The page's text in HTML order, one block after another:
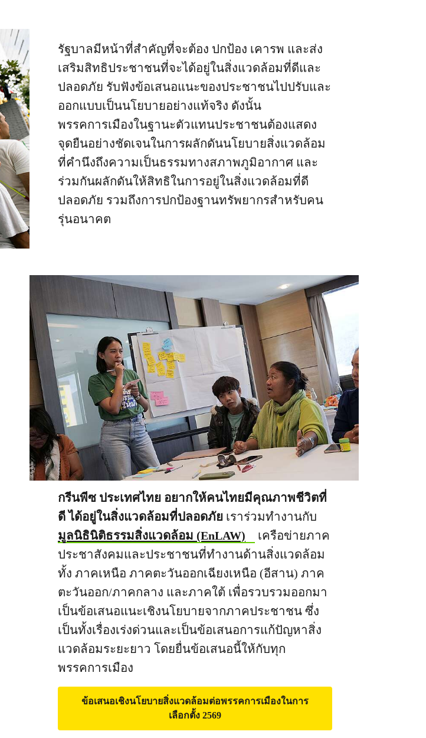
รัฐบาลมีหน้าที่สำคัญที่จะต้อง ปกป้อง เคารพ และส่ง
เสริมสิทธิประชาชนที่จะได้อยู่ในสิ่งแวดล้อมที่ดีและ
ปลอดภัย รับฟังข้อเสนอแนะของประชาชนไปปรับและ
ออกแบบเป็นนโยบายอย่างแท้จริง ดังนั้น
พรรคการเมืองในฐานะตัวแทนประชาชนต้องแสดง
จุดยืนอย่างชัดเจนในการผลักดันนโยบายสิ่งแวดล้อม
ที่คำนึงถึงความเป็นธรรมทางสภาพภูมิอากาศ และ
ร่วมกันผลักดันให้สิทธิในการอยู่ในสิ่งแวดล้อมที่ดี
ปลอดภัย รวมถึงการปกป้องฐานทรัพยากรสําหรับคน
รุ่นอนาคต
กรีนพีซ ประเทศไทย อยากให้คนไทยมีคุณภาพชีวิตที่
ดี ได้อยู่ในสิ่งแวดล้อมที่ปลอดภัย เราร่วมทำงานกับ
มูลนิธินิติธรรมสิ่งแวดล้อม (EnLAW)
เครือข่ายภาค
ประชาสังคมและประชาชนที่ทำงานด้านสิ่งแวดล้อม
ทั้ง ภาคเหนือ ภาคตะวันออกเฉียงเหนือ (อีสาน) ภาค
ตะวันออก/ภาคกลาง และภาคใต้ เพื่อรวบรวมออกมา
เป็นข้อเสนอแนะเชิงนโยบายจากภาคประชาชน ซึ่ง
เป็นทั้งเรื่องเร่งด่วนและเป็นข้อเสนอการแก้ปัญหาสิ่ง
แวดล้อมระยะยาว โดยยื่นข้อเสนอนี้ให้กับทุก
พรรคการเมือง
ข้อเสนอเชิงนโยบายสิ่งแวดล้อมต่อพรรคการเมืองในการ
เลือกตั้ง 2569